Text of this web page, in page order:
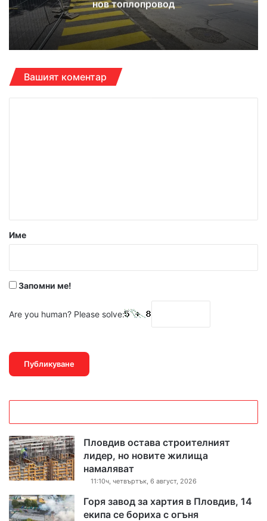
нов топлопровод
Вашият коментар
р
Име
Запомни ме!
Are you human? Please solve:
Пловдив остава строителният
лидер, но новите жилища
намаляват
11:10ч, четвъртък, 6 август, 2026
Горя завод за хартия в Пловдив, 14
екипа се бориха с огъня